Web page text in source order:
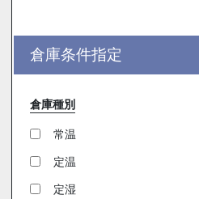
倉庫条件指定
倉庫種別
常温
定温
定湿